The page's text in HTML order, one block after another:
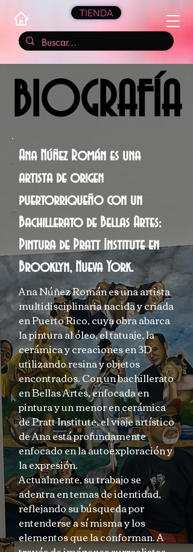
TIENDA
BIOGRAFÍA
BIOGRAFÍA
Ana Núñez Román es una
artista de origen
puertorriqueño con un
Bachillerato de Bellas Artes:
Pintura de Pratt Institute en
Brooklyn, Nueva York.
Ana Núñez Román es una artista
multidisciplinaria nacida y criada
en Puerto Rico, cuya obra abarca
la pintura al óleo, el tatuaje, la
cerámica y creaciones en 3D
utilizando resina y objetos
encontrados. Con un bachillerato
en Bellas Artes, enfocada en
pintura y un menor en cerámica
de Pratt Institute, el viaje artístico
de Ana está profundamente
enfocado en la autoexploración y
la expresión.
Actualmente, su trabajo se
adentra en temas de identidad,
reflejando su búsqueda por
entenderse a sí misma y los
elementos que la conforman. A